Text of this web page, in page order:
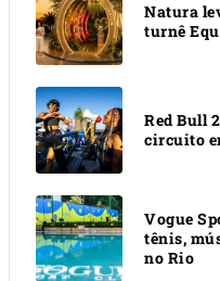
Natura
turnê
Red Bull
circuito
Vogue
tênis,
no Rio